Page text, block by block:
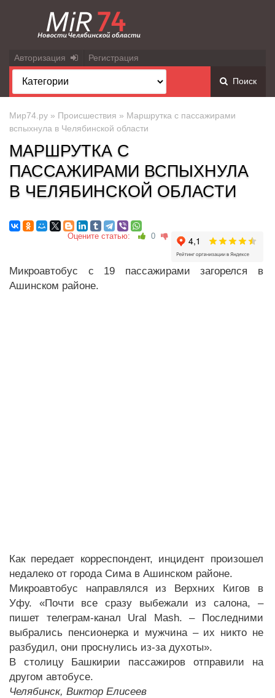
Авторизация Регистрация
Поиск
Мир74.ру » Происшествия » Маршрутка с пассажирами
вспыхнула в Челябинской области
МАРШРУТКА С
ПАССАЖИРАМИ ВСПЫХНУЛА
В ЧЕЛЯБИНСКОЙ ОБЛАСТИ
Оцените статью: 0
Микроавтобус с 19 пассажирами загорелся в
Ашинском районе.
Как передает корреспондент, инцидент произошел
недалеко от города Сима в Ашинском районе.
Микроавтобус направлялся из Верхних Кигов в
Уфу. «Почти все сразу выбежали из салона, –
пишет телеграм-канал Ural Mash. – Последними
выбрались пенсионерка и мужчина – их никто не
разбудил, они проснулись из-за духоты».
В столицу Башкирии пассажиров отправили на
другом автобусе.
Челябинск, Виктор Елисеев